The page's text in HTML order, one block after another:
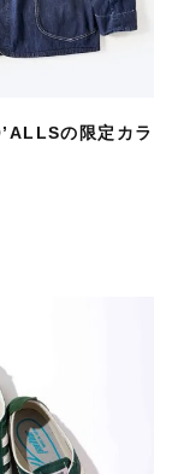
の限定カラ